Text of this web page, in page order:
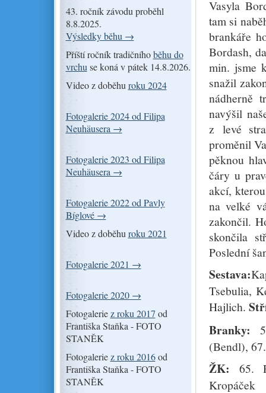
43. ročník závodu proběhl
8.8.2025.
Výsledky běhu →
Příští ročník tradičníhoběhu do
vrchu se koná v pátek 14.8.2026.
Video z doběhu roku 2024
Fotogalerie 2024 od Filipa
Neuhäusera →
Fotogalerie 2023 od Filipa
Neuhäusera →
Fotogalerie 2022 od Pavly
Bíglové →
Video z doběhu roku 2021
Fotogalerie 2021 →
Fotogalerie 2020 →
Fotogaleriez roku 2017 od
Františka Staňka - FOTO
STANĚK
Fotogaleriez roku 2016od
Františka Staňka - FOTO
STANĚK
Vasyla
tam si
brankáře
Bordash,
min. jsme
snažil
nádherně
navýšil
z levé
proměnil
pěknou
čáry u
akcí,
na velké
zakončil.
skončila
Poslední
Sestava:
Tsebulia,
Hajlich.
Branky:
(Bendl),
ŽK:65.